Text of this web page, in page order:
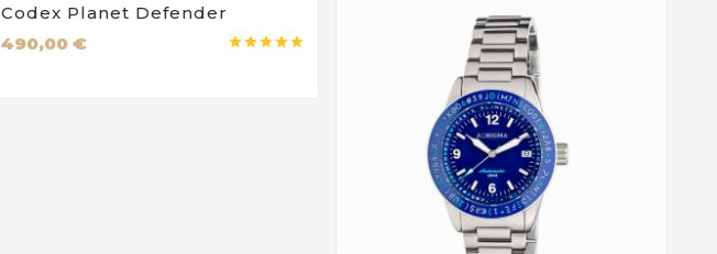
Codex Planet Defender

490,00 €